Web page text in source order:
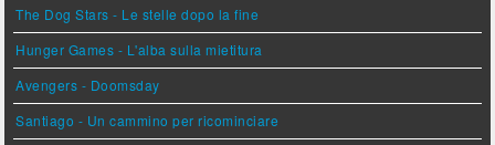
The Dog Stars - Le stelle dopo la fine
Hunger Games - L'alba sulla mietitura
Avengers - Doomsday
Santiago - Un cammino per ricominciare